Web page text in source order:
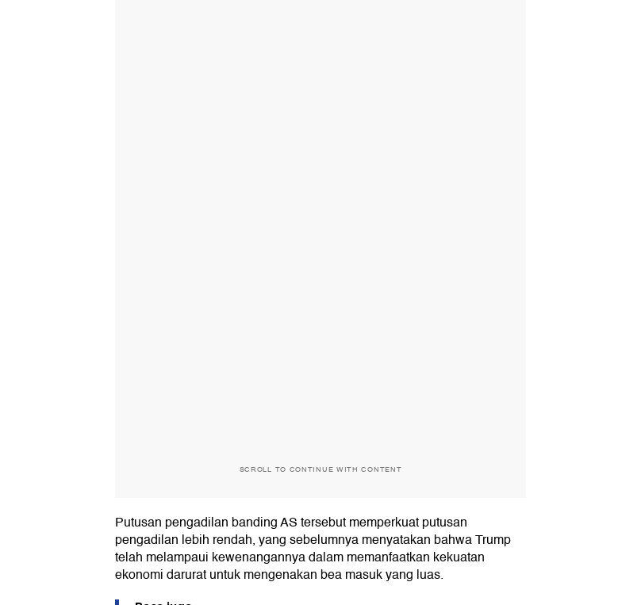
SCROLL TO CONTINUE WITH CONTENT
Putusan pengadilan banding AS tersebut memperkuat putusan
pengadilan lebih rendah, yang sebelumnya menyatakan bahwa Trump
telah melampaui kewenangannya dalam memanfaatkan kekuatan
ekonomi darurat untuk mengenakan bea masuk yang luas.